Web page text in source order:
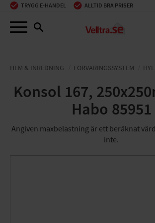
Meny
TRYGG E-HANDEL ALLTID BRA PRISER
HEM & INREDNING FÖRVARINGSSYSTEM
Konsol 167,
Habo 85951
Angiven maxbelastning är ett beräknat
inte.